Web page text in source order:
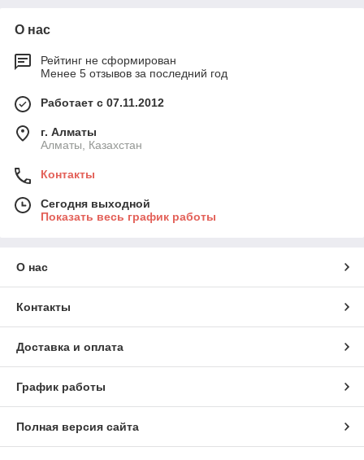
О нас
Рейтинг не сформирован
Менее 5 отзывов за последний год
Работает с 07.11.2012
г. Алматы
Алматы, Казахстан
Контакты
Сегодня выходной
Показать весь график работы
О нас
Контакты
Доставка и оплата
График работы
Полная версия сайта